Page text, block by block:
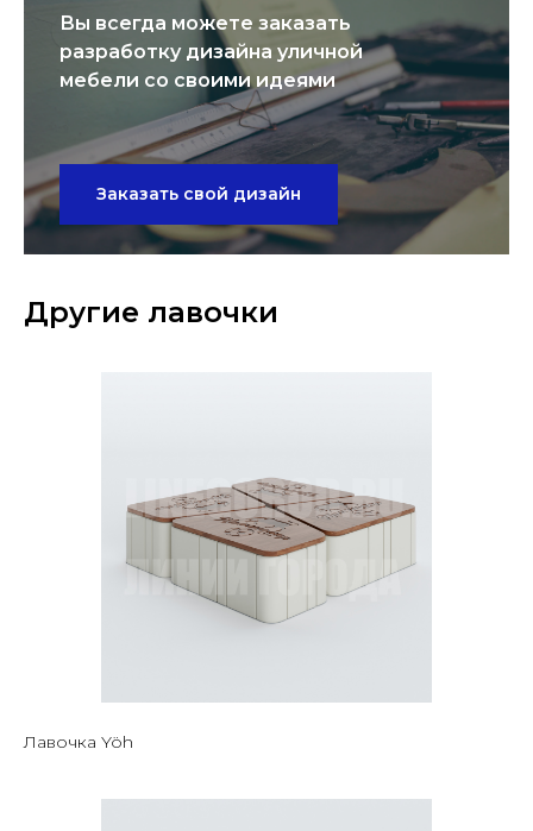
Вы всегда можете заказать
разработку дизайна уличной
мебели со своими идеями
Заказать свой дизайн
Другие лавочки
Лавочка Yöh